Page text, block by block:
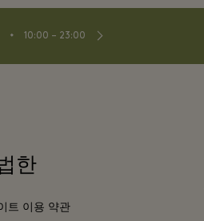
⬩ 10:00 – 23:00
한
트 이용 약관